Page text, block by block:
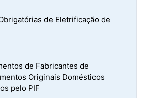
de Eletrificação de
de Fabricantes de
Originais Domésticos
pelo PIF